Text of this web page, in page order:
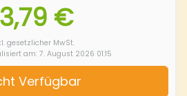
€
gesetzlicher MwSt.
am: 7. August 2026 01:15
Verfügbar